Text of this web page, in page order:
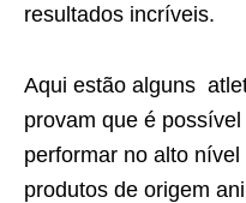
resultados incríveis.
Aqui estão alguns
provam que é
performar no alto
produtos de origem